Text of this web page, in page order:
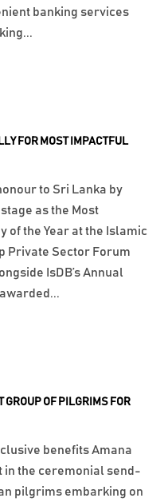
OF PILGRIMS FOR
benefits Amana
in the ceremonial send-
pilgrims embarking on
FOR MOST IMPACTFUL
to Sri Lanka by
as the Most
of the Year at the Islamic
Private Sector Forum
IsDB’s Annual
banking services